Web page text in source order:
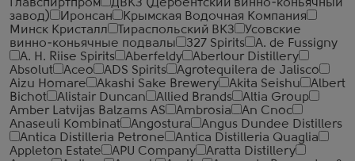
Главспиртпром
ДВКЗ (Дербентский винно-коньячный
завод)
Иронсан
Крымская Водочная Компания
Минск Кристалл
Тираспольский ВКЗ
Усовские
винно-коньячные подвалы
327 Spirits
A. de Fussigny
A. H. Riise Spirits
Aberfeldy
Aberlour Distillery
Absolut
Aceo ADS Spirits
Agrotequilera de Jalisco
Aizu Homare
Akashi Sake Brewery Akita Seishu
Albert
Bichot
Alistair Duncan Allied Brands
Altia Group
Amber Latvijas Balzams AS
Ambrosia
An Cnoc
Anaseuli Kombinat
Angostura
Angus Dundee Distillers
Antica Distilleria Petrone
Antica Distilleria Quaglia
Appleton Estate
APU Company
Aratta Distillery